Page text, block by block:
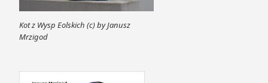
Kot z Wysp Eolskich (c) by Janusz
Mrzigod